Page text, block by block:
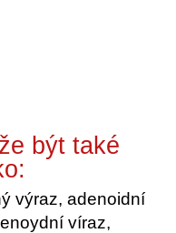
být také
výraz, adenoidní
víraz,